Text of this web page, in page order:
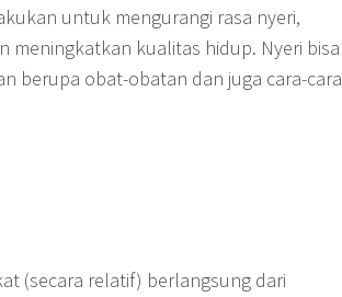
untuk mengurangi rasa nyeri,
meningkatkan kualitas hidup. Nyeri bisa
berupa obat-obatan dan juga cara-cara
(secara relatif) berlangsung dari